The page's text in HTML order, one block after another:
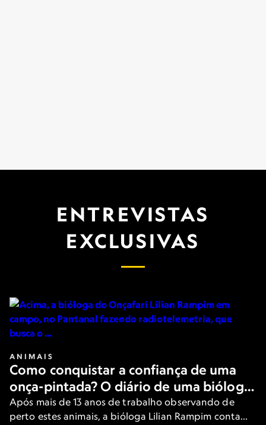
ENTREVISTAS
EXCLUSIVAS
ANIMAIS
Como conquistar a confiança de uma
onça-pintada? O diário de uma bióloga
no Pantanal brasileiro
Após mais de 13 anos de trabalho observando de
perto estes animais, a bióloga Lilian Rampim conta